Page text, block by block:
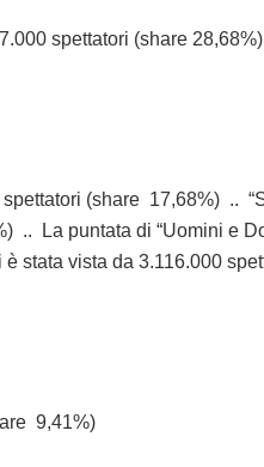
spettatori (share 28,68%)
spettatori (share 17,68%) ..
.. La puntata di “Uomini e
stata vista da 3.116.000
9,41%)